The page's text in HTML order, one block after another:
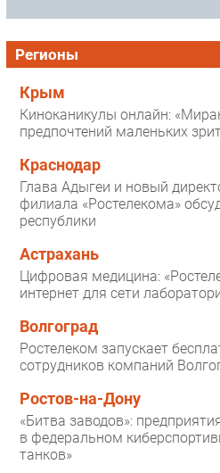
Регионы
Крым
Киноканикулы онлайн:
предпочтений маленьких
Краснодар
Глава Адыгеи и новый
филиала «Ростелекома»
республики
Астрахань
Цифровая медицина:
интернет для сети
Волгоград
Ростелеком запускает
сотрудников компаний
Ростов-на-Дону
«Битва заводов»:
в федеральном
танков»